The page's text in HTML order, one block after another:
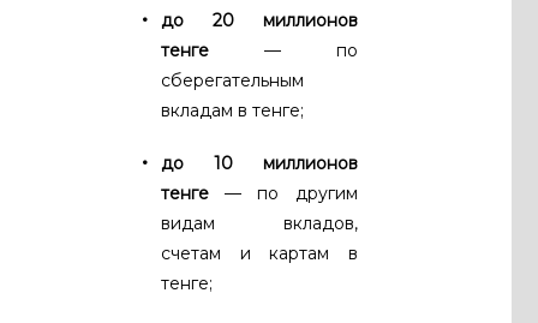
до 20 миллионов
тенге — по
сберегательным
вкладам в тенге;
до 10 миллионов
тенге— по другим
видам вкладов,
счетам и картам в
тенге;